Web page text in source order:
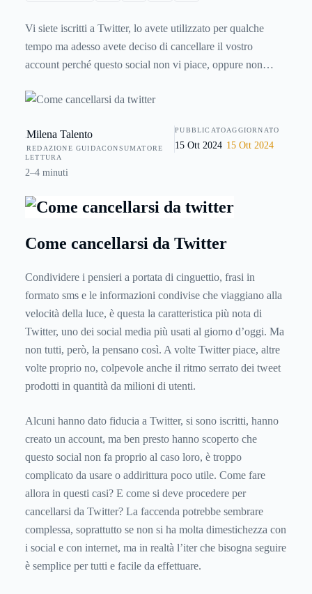
Vi siete iscritti a Twitter, lo avete utilizzato per qualche
tempo ma adesso avete deciso di cancellare il vostro
account perché questo social non vi piace, oppure non
sono tutti i passi da seguire per eliminarsi da Twitter, per
“tweet” semplicemente modificando le impostazioni della
privacy.
Milena Talento
REDAZIONE GUIDACONSUMATORE
PUBBLICATO
15 Ott 2024
AGGIORNATO
15 Ott 2024
LETTURA
2–4 minuti
Come cancellarsi da Twitter
Condividere i pensieri a portata di cinguettio, frasi in
formato sms e le informazioni condivise che viaggiano alla
velocità della luce, è questa la caratteristica più nota di
Twitter, uno dei social media più usati al giorno d’oggi. Ma
non tutti, però, la pensano così. A volte Twitter piace, altre
volte proprio no, colpevole anche il ritmo serrato dei tweet
prodotti in quantità da milioni di utenti.
Alcuni hanno dato fiducia a Twitter, si sono iscritti, hanno
creato un account, ma ben presto hanno scoperto che
questo social non fa proprio al caso loro, è troppo
complicato da usare o addirittura poco utile. Come fare
allora in questi casi? E come si deve procedere per
cancellarsi da Twitter? La faccenda potrebbe sembrare
complessa, soprattutto se non si ha molta dimestichezza con
i social e con internet, ma in realtà l’iter che bisogna seguire
è semplice per tutti e facile da effettuare.